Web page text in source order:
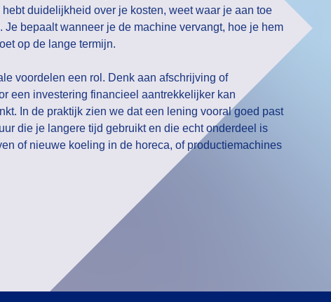
duidelijkheid over je kosten, weet waar je aan toe
Je bepaalt wanneer je de machine vervangt, hoe je hem
op de lange termijn.
voordelen een rol. Denk aan afschrijving of
een investering financieel aantrekkelijker kan
In de praktijk zien we dat een lening vooral goed past
die je langere tijd gebruikt en die echt onderdeel is
of nieuwe koeling in de horeca, of productiemachines